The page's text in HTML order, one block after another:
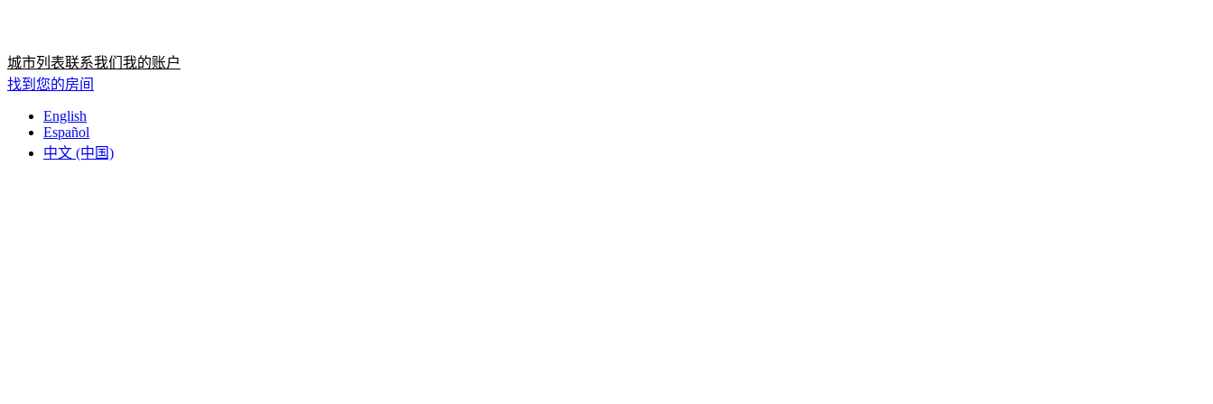
城市列表联系我们 我的账户
找到您的房间
English
Español
中文 (中国)